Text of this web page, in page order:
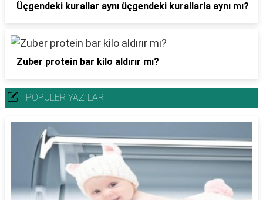
Üçgendeki kurallar aynı üçgendeki kurallarla aynı mı?
Zuber protein bar kilo aldırır mı?
POPÜLER YAZILAR